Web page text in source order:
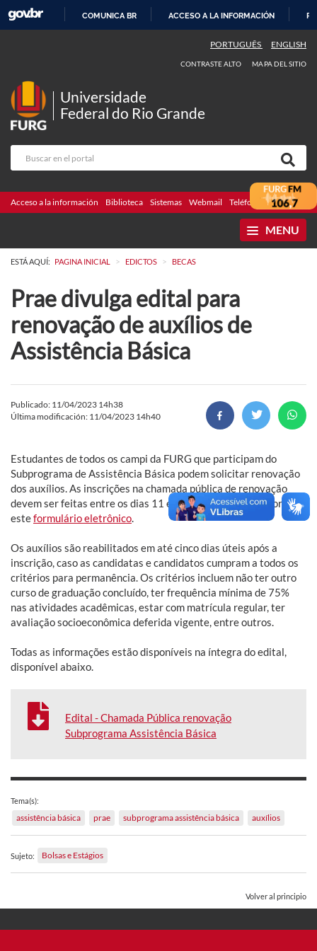
CONTENIDO
COMUNICA BR ACCESO A LA INFORMACIÓN
PORTUGUÊS ENGLISH
CONTRASTE ALTO MAPA DEL SITIO
Universidade
Federal do Rio Grande
Acceso a la información Biblioteca Sistemas Webmail Teléfonos Licitaciones
MENU
ESTÁ AQUÍ: PAGINA INICIAL > EDICTOS > BECAS
Prae divulga edital para
renovação de auxílios de
Assistência Básica
Publicado: 11/04/2023 14h38
Última modificación: 11/04/2023 14h40
Estudantes de todos os campi da FURG que participam do
Subprograma de Assistência Básica podem solicitar renovação
dos auxílios. As inscrições na chamada pública de renovação
devem ser feitas entre os dias 11 e 23 de abril de 2023 por
esteformulário eletrônico
Os auxílios são reabilitados em até cinco dias úteis após a
inscrição, caso as candidatas e candidatos cumpram a todos os
critérios para permanência. Os critérios incluem não ter outro
curso de graduação concluído, ter frequência mínima de 75%
nas atividades acadêmicas, estar com matrícula regular, ter
avaliação socioeconômica deferida vigente, entre outros.
Todas as informações estão disponíveis na íntegra do edital,
disponível abaixo.
Edital - Chamada Pública renovação
Subprograma Assistência Básica
Tema(s):
assistência básica prae subprograma assistência básica auxílios
Sujeto: Bolsas e Estágios
Volver al principio